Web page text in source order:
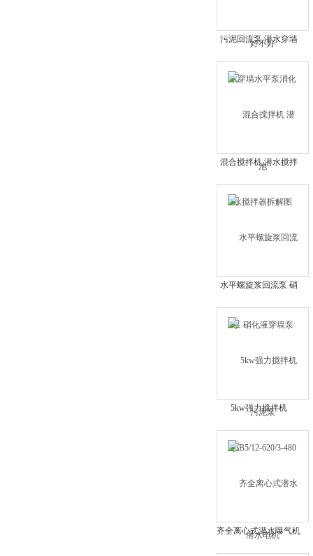
污泥回流泵 潜水穿墙
混合搅拌机 潜水搅拌
水平螺旋浆回流泵 硝
5kw强力搅拌机
齐全离心式潜水曝气机